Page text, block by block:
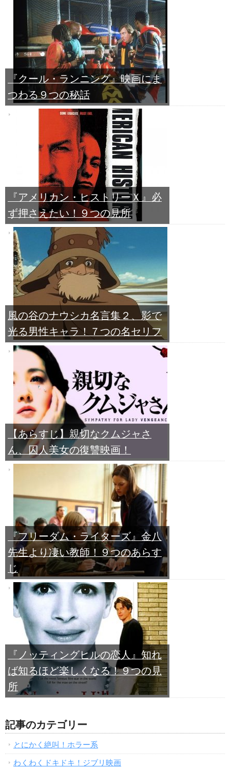
『クール・ランニング』映画にま
つわる９つの秘話
『アメリカン・ヒストリーＸ』必
ず押さえたい！９つの見所
風の谷のナウシカ名言集２、影で
光る男性キャラ！７つの名セリフ
【あらすじ】親切なクムジャさ
ん、囚人美女の復讐映画！
『フリーダム・ライターズ』金八
先生より凄い教師！９つのあらす
じ
『ノッティングヒルの恋人』知れ
ば知るほど楽しくなる！９つの見
所
記事のカテゴリー
とにかく絶叫！ホラー系
わくわくドキドキ！ジブリ映画